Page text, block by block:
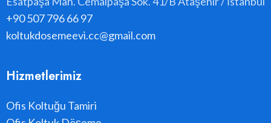
+90 507 796 66 97
koltukdosemeevi.cc@gmail.com
Hizmetlerimiz
Ofis Koltuğu Tamiri